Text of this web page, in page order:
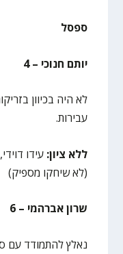
ספסל
יותם חנוכי – 4
לא היה בכיוון
עבירות.
ללא ציון: עידו
(לא שיחקו מספיק)
שרון אברהמי – 6
נאלץ להתמודד עם